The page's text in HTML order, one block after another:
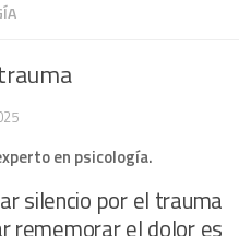
en psicología.
silencio por el trauma